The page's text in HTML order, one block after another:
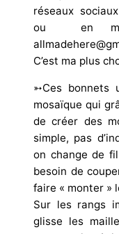
réseaux
ou en
C’est ma plus
➳Ces bonnets
mosaïque qui
de créer des
simple, pas
on change de
besoin de
faire « monter »
Sur les rangs
glisse les